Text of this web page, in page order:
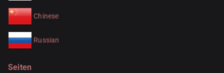
Chinese
Russian
Seiten